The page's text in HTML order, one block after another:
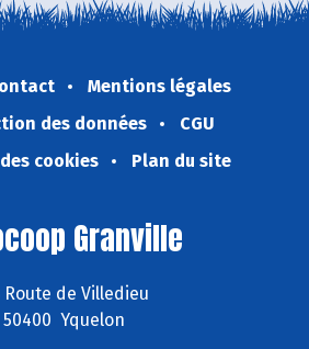
Mentions légales
des données
CGU
cookies
Plan du site
Granville
Route de Villedieu
50400 Yquelon